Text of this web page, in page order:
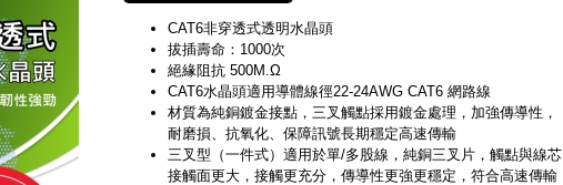
CAT6非穿透式透明水晶頭
拔插壽命：1000次
絕緣阻抗 500M.Ω
CAT6水晶頭適用導體線徑22-24AWG CAT6 網路線
材質為純銅鍍金接點，三叉觸點採用鍍金處理，加強傳導性，
耐磨損、抗氧化、保障訊號長期穩定高速傳輸
三叉型（一件式）適用於單/多股線，純銅三叉片，觸點與線芯
接觸面更大，接觸更充分，傳導性更強更穩定，符合高速傳輸